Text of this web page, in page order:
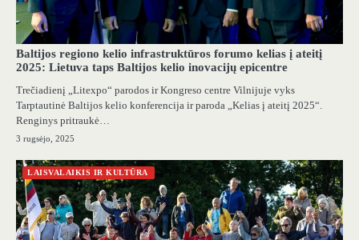
Baltijos regiono kelio infrastruktūros forumo kelias į ateitį
2025: Lietuva taps Baltijos kelio inovacijų epicentre
Trečiadienį „Litexpo“ parodos ir Kongreso centre Vilnijuje vyks
Tarptautinė Baltijos kelio konferencija ir paroda „Kelias į ateitį 2025“.
Renginys pritraukė…
3 rugsėjo, 2025
LAISVALAIKIS IR KULTŪRA